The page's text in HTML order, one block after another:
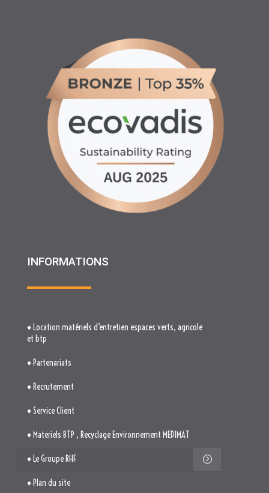
INFORMATIONS
♦ Partenariats
♦ Recrutement
♦ Materiels BTP , Recyclage Environnement MEDIMAT
♦ Le Groupe RHF
♦ Plan du site
♦ Mentions légales
♦ Politique de cookies (UE)
TROUVEZ-NOUS